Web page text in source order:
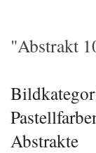
"Abstrakt
Abstrakte